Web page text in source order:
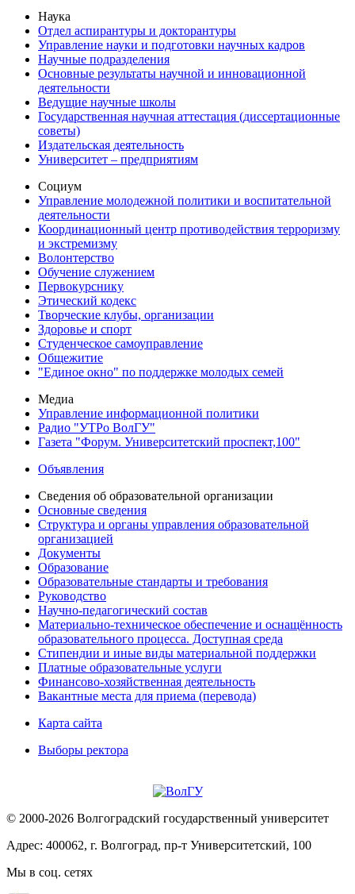
Наука
Отдел аспирантуры и докторантуры
Управление науки и подготовки научных кадров
Научные подразделения
Основные результаты научной и инновационной
деятельности
Ведущие научные школы
Государственная научная аттестация (диссертационные
советы)
Издательская деятельность
Университет – предприятиям
Социум
Управление молодежной политики и воспитательной
деятельности
Координационный центр противодействия терроризму
и экстремизму
Волонтерство
Обучение служением
Первокурснику
Этический кодекс
Творческие клубы, организации
Здоровье и спорт
Студенческое самоуправление
Общежитие
"Единое окно" по поддержке молодых семей
Медиа
Управление информационной политики
Радио "УТРо ВолГУ"
Газета "Форум. Университетский проспект,100"
Объявления
Сведения об образовательной организации
Основные сведения
Структура и органы управления образовательной
организацией
Документы
Образование
Образовательные стандарты и требования
Руководство
Научно-педагогический состав
Материально-техническое обеспечение и оснащённость
образовательного процесса. Доступная среда
Стипендии и иные виды материальной поддержки
Платные образовательные услуги
Финансово-хозяйственная деятельность
Вакантные места для приема (перевода)
Карта сайта
Выборы ректора
© 2000-2026 Волгоградский государственный университет
Адрес: 400062, г. Волгоград, пр-т Университетский, 100
Мы в соц. сетях